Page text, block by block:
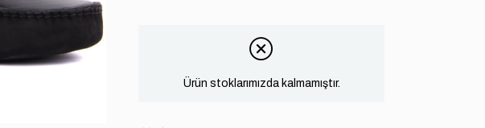
Ürün stoklarımızda kalmamıştır.